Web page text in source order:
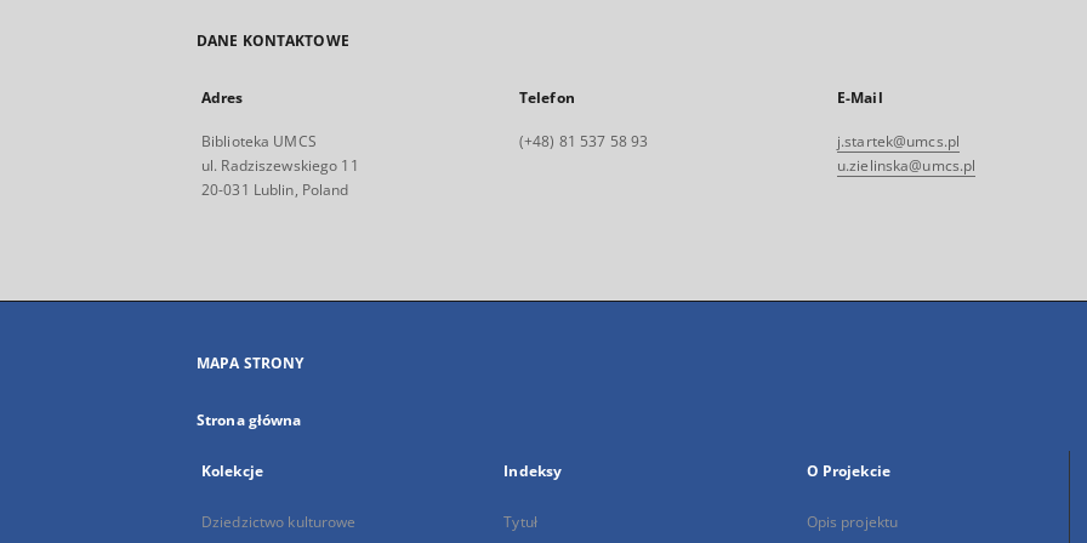
DANE KONTAKTOWE
Adres
Biblioteka UMCS
ul. Radziszewskiego 11
20-031 Lublin, Poland
Telefon
(+48) 81 537 58 93
E-Mail
j.startek@umcs.pl
u.zielinska@umcs.pl
MAPA STRONY
Strona główna
Kolekcje
Dziedzictwo kulturowe
Indeksy
Tytuł
O Projekcie
Opis projektu